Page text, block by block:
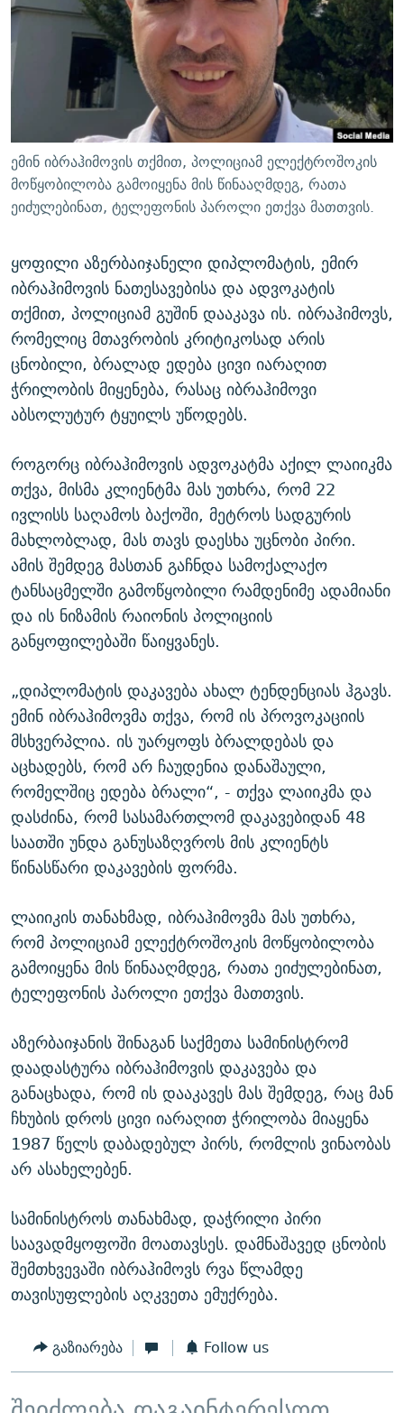
ᲛᲝᲚᲐᲞᲐᲠᲐᲙᲔ ᲢᲔᲥᲡᲢᲔᲑᲘ
ᲨᲘᲜ - ᲣᲪᲮᲝᲔᲗᲨᲘ
ᲚᲘᲢᲔᲠᲐᲢᲣᲠᲣᲚᲘ ᲬᲐᲮᲜᲐᲒᲔᲑᲘ
ᲐᲛᲔᲠᲘᲙᲣᲚᲘ ᲛᲝᲗᲮᲠᲝᲑᲐ
ᲘᲛᲞᲔᲠᲘᲐ ᲓᲐ ᲠᲐᲓᲘᲝ
ᲩᲔᲛᲘ ᲡᲘᲙᲕᲓᲘᲚᲘᲡ ᲛᲘᲖᲔᲖᲘᲐ COVID-19
11 ᲬᲔᲚᲘ - 11 ᲐᲛᲑᲐᲕᲘ
ᲡᲐᲞᲐᲠᲚᲐᲛᲔᲜᲢᲝ ᲐᲠᲩᲔᲕᲜᲔᲑᲘᲡ ᲘᲡᲢᲝᲠᲘᲐ
ᲑᲐᲕᲨᲕᲔᲑᲘ ᲞᲠᲝᲡᲢᲘᲢᲣᲪᲘᲐᲨᲘ - ᲐᲛᲝᲣᲗᲥᲛᲔᲚᲘ ᲐᲛᲑᲐᲕᲘ
5 ᲐᲛᲑᲐᲕᲘ - 20 ᲘᲕᲜᲘᲡᲡ ᲓᲐᲨᲐᲕᲔᲑᲣᲚᲔᲑᲘ
ᲐᲒᲕᲘᲡᲢᲝᲡ ᲝᲛᲘ
ПРИВЕТ ᲙᲣᲚᲢᲣᲠᲐ
ᲒᲐᲛᲝᲘᲬᲔᲠᲔ
რთე/რთ-ის ყველა საიტი
ემინ იბრაჰიმოვის თქმით, პოლიციამ ელექტროშოკის
მოწყობილობა გამოიყენა მის წინააღმდეგ, რათა
ეიძულებინათ, ტელეფონის პაროლი ეთქვა მათთვის.
ყოფილი აზერბაიჯანელი დიპლომატის, ემირ
იბრაჰიმოვის ნათესავებისა და ადვოკატის
თქმით, პოლიციამ გუშინ დააკავა ის. იბრაჰიმოვს,
რომელიც მთავრობის კრიტიკოსად არის
ცნობილი, ბრალად ედება ცივი იარაღით
ჭრილობის მიყენება, რასაც იბრაჰიმოვი
აბსოლუტურ ტყუილს უწოდებს.
როგორც იბრაჰიმოვის ადვოკატმა აქილ ლაიიკმა
თქვა, მისმა კლიენტმა მას უთხრა, რომ 22
ივლისს საღამოს ბაქოში, მეტროს სადგურის
მახლობლად, მას თავს დაესხა უცნობი პირი.
ამის შემდეგ მასთან გაჩნდა სამოქალაქო
ტანსაცმელში გამოწყობილი რამდენიმე ადამიანი
და ის ნიზამის რაიონის პოლიციის
განყოფილებაში წაიყვანეს.
„დიპლომატის დაკავება ახალ ტენდენციას ჰგავს.
ემინ იბრაჰიმოვმა თქვა, რომ ის პროვოკაციის
მსხვერპლია. ის უარყოფს ბრალდებას და
აცხადებს, რომ არ ჩაუდენია დანაშაული,
რომელშიც ედება ბრალი“, - თქვა ლაიიკმა და
დასძინა, რომ სასამართლომ დაკავებიდან 48
საათში უნდა განუსაზღვროს მის კლიენტს
წინასწარი დაკავების ფორმა.
ლაიიკის თანახმად, იბრაჰიმოვმა მას უთხრა,
რომ პოლიციამ ელექტროშოკის მოწყობილობა
გამოიყენა მის წინააღმდეგ, რათა ეიძულებინათ,
ტელეფონის პაროლი ეთქვა მათთვის.
აზერბაიჯანის შინაგან საქმეთა სამინისტრომ
დაადასტურა იბრაჰიმოვის დაკავება და
განაცხადა, რომ ის დააკავეს მას შემდეგ, რაც მან
ჩხუბის დროს ცივი იარაღით ჭრილობა მიაყენა
1987 წელს დაბადებულ პირს, რომლის ვინაობას
არ ასახელებენ.
სამინისტროს თანახმად, დაჭრილი პირი
საავადმყოფოში მოათავსეს. დამნაშავედ ცნობის
შემთხვევაში იბრაჰიმოვს რვა წლამდე
თავისუფლების აღკვეთა ემუქრება.
გაზიარება Follow us